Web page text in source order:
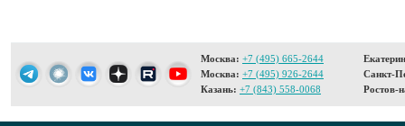
Москва: +7 (495) 665-2644
Москва: +7 (495) 926-2644
Казань: +7 (843) 558-0068
Санкт-
Ростов-